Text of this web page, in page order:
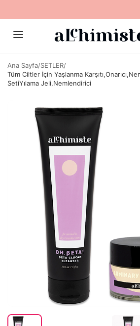
Ana Sayfa/SETLER/
Tüm Ciltler İçin Yaşlanma
SetiYılama Jeli,Nemlendirici